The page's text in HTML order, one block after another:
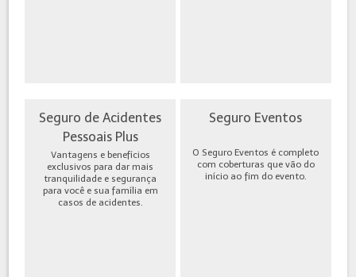
Seguro de Acidentes
Pessoais Plus
Vantagens e benefícios
exclusivos para dar mais
tranquilidade e segurança
para você e sua família em
casos de acidentes.
Seguro Eventos
O Seguro Eventos é completo
com coberturas que vão do
início ao fim do evento.